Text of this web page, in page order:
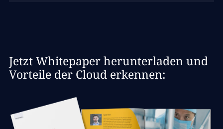
Jetzt Whitepaper herunterladen und
Vorteile der Cloud erkennen: